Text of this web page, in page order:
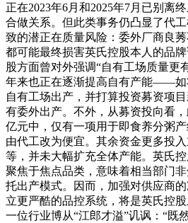
正在2023年6月和2025年7月已别离
合做关系。但此类事务仍凸显了代
致的潜正在质量风险：委外厂商良
都可能最终损害英氏控股本人的品
股方面曾对外强调“自有工场质量更
年来也正在逐渐提高自有产能——如
自有工场出产，并打算投资募资项
有委外出产。不外，从募资投向看
亿元中，仅有一项用于即食养分粥
由代工改为便宜。其余资金更多投
等，并未大幅扩充全体产能。英氏
聚焦于焦点品类，意味着相当部门
托出产模式。因而，加强对供应商
立更严酷的品控系统，将是英氏控
一位行业博从“江郎才溢”讥讽：“既